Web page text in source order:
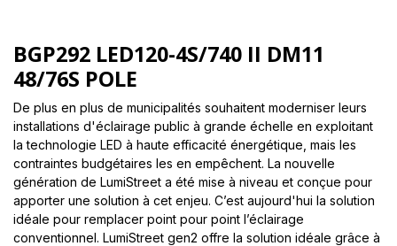
BGP292 LED120-4S/740 II DM11
48/76S POLE
De plus en plus de municipalités souhaitent moderniser leurs
installations d'éclairage public à grande échelle en exploitant
la technologie LED à haute efficacité énergétique, mais les
contraintes budgétaires les en empêchent. La nouvelle
génération de LumiStreet a été mise à niveau et conçue pour
apporter une solution à cet enjeu. C’est aujourd'hui la solution
idéale pour remplacer point pour point l’éclairage
conventionnel. LumiStreet gen2 offre la solution idéale grâce à